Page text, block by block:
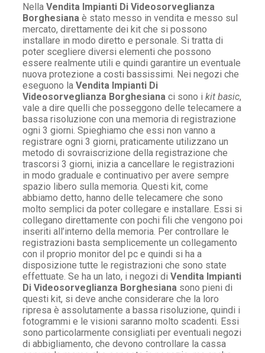
Nella Vendita Impianti Di Videosorveglianza
Borghesiana è stato messo in vendita e messo sul
mercato, direttamente dei kit che si possono
installare in modo diretto e personale. Si tratta di
poter scegliere diversi elementi che possono
essere realmente utili e quindi garantire un eventuale
nuova protezione a costi bassissimi. Nei negozi che
eseguono la Vendita Impianti Di
Videosorveglianza Borghesiana ci sono i kit basic,
vale a dire quelli che posseggono delle telecamere a
bassa risoluzione con una memoria di registrazione
ogni 3 giorni. Spieghiamo che essi non vanno a
registrare ogni 3 giorni, praticamente utilizzano un
metodo di sovraiscrizione della registrazione che
trascorsi 3 giorni, inizia a cancellare le registrazioni
in modo graduale e continuativo per avere sempre
spazio libero sulla memoria. Questi kit, come
abbiamo detto, hanno delle telecamere che sono
molto semplici da poter collegare e installare. Essi si
collegano direttamente con pochi fili che vengono poi
inseriti all’interno della memoria. Per controllare le
registrazioni basta semplicemente un collegamento
con il proprio monitor del pc e quindi si ha a
disposizione tutte le registrazioni che sono state
effettuate. Se ha un lato, i negozi di Vendita Impianti
Di Videosorveglianza Borghesiana sono pieni di
questi kit, si deve anche considerare che la loro
ripresa è assolutamente a bassa risoluzione, quindi i
fotogrammi e le visioni saranno molto scadenti. Essi
sono particolarmente consigliati per eventuali negozi
di abbigliamento, che devono controllare la cassa